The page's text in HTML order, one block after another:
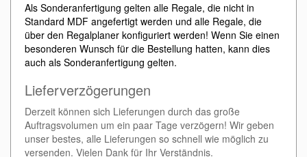
Als Sonderanfertigung gelten alle Regale, die nicht in
Standard MDF angefertigt werden und alle Regale, die
über den Regalplaner konfiguriert werden! Wenn Sie einen
besonderen Wunsch für die Bestellung hatten, kann dies
auch als Sonderanfertigung gelten.
Lieferverzögerungen
Derzeit können sich Lieferungen durch das große
Auftragsvolumen um ein paar Tage verzögern! Wir geben
unser bestes, alle Lieferungen so schnell wie möglich zu
versenden. Vielen Dank für Ihr Verständnis.